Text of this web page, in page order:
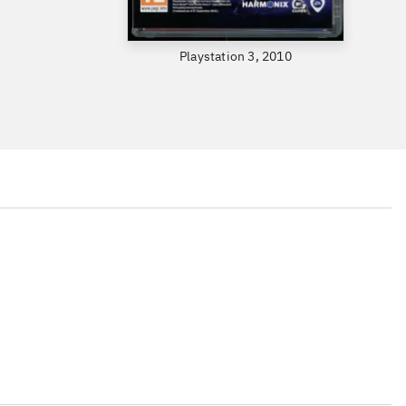
Playstation 3, 2010